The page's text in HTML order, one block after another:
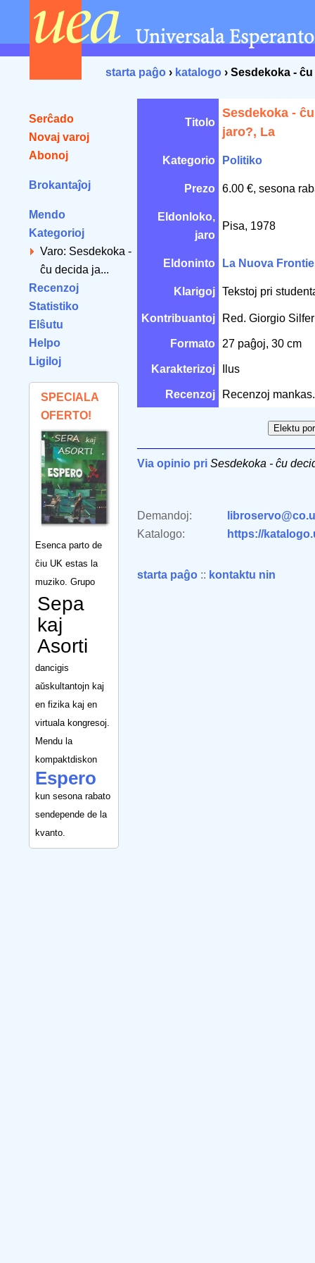
starta paĝo › katalogo › Sesdekoka -
Serĉado
Novaj varoj
Abonoj
Brokantaĵoj
Mendo
Kategorioj
Varo: Sesdekoka -
ĉu decida ja...
Recenzoj
Statistiko
Elŝutu
Helpo
Ligiloj
SPECIALA
OFERTO!
Esenca parto de
ĉiu UK estas la
muziko. Grupo
Sepa
kaj
Asorti
dancigis
aŭskultantojn kaj
en fizika kaj en
virtuala kongresoj.
Mendu la
kompaktdiskon
Espero
kun sesona rabato
sendepende de la
kvanto.
Titolo
Sesdekoka -
jaro?, La
Kategorio Politiko
Prezo 6.00 €, sesona
Eldonloko,
jaro
Pisa, 1978
Eldoninto La Nuova
Klarigoj Tekstoj pri
Kontribuantoj Red. Giorgio
Formato 27 paĝoj, 30 cm
Karakterizoj Ilus
Recenzoj Recenzoj mankas.
Via opinio pri Sesdekoka - ĉu
Demandoj:
Katalogo:
https://
starta paĝo :: kontaktu nin